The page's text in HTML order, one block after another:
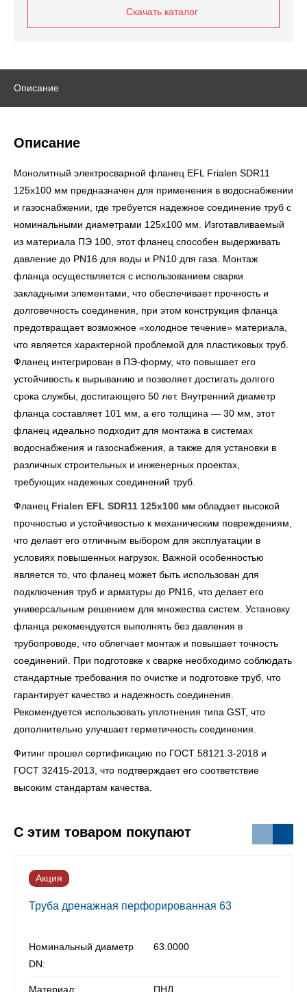
Скачать каталог
Описание
Описание
Монолитный электросварной фланец EFL Frialen SDR11
125х100 мм предназначен для применения в водоснабжении
и газоснабжении, где требуется надежное соединение труб с
номинальными диаметрами 125х100 мм. Изготавливаемый
из материала ПЭ 100, этот фланец способен выдерживать
давление до PN16 для воды и PN10 для газа. Монтаж
фланца осуществляется с использованием сварки
закладными элементами, что обеспечивает прочность и
долговечность соединения, при этом конструкция фланца
предотвращает возможное «холодное течение» материала,
что является характерной проблемой для пластиковых труб.
Фланец интегрирован в ПЭ-форму, что повышает его
устойчивость к вырыванию и позволяет достигать долгого
срока службы, достигающего 50 лет. Внутренний диаметр
фланца составляет 101 мм, а его толщина — 30 мм, этот
фланец идеально подходит для монтажа в системах
водоснабжения и газоснабжения, а также для установки в
различных строительных и инженерных проектах,
требующих надежных соединений труб.
Фланец Frialen EFL SDR11 125х100 мм обладает высокой
прочностью и устойчивостью к механическим повреждениям,
что делает его отличным выбором для эксплуатации в
условиях повышенных нагрузок. Важной особенностью
является то, что фланец может быть использован для
подключения труб и арматуры до PN16, что делает его
универсальным решением для множества систем. Установку
фланца рекомендуется выполнять без давления в
трубопроводе, что облегчает монтаж и повышает точность
соединений. При подготовке к сварке необходимо соблюдать
стандартные требования по очистке и подготовке труб, что
гарантирует качество и надежность соединения.
Рекомендуется использовать уплотнения типа GST, что
дополнительно улучшает герметичность соединения.
Фитинг прошел сертификацию по ГОСТ 58121.3-2018 и
ГОСТ 32415-2013, что подтверждает его соответствие
высоким стандартам качества.
С этим товаром покупают
Акция
Труба дренажная перфорированная 63
Номинальный диаметр
DN:
63.0000
Материал: ПНД